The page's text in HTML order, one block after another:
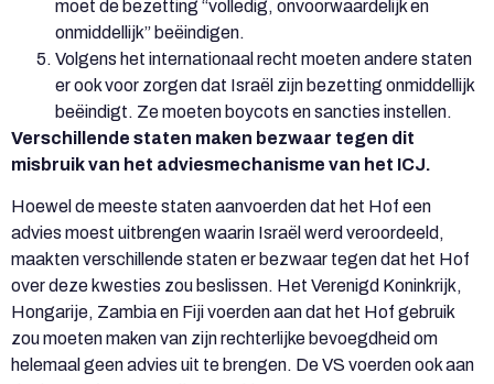
moet de bezetting “volledig, onvoorwaardelijk en
onmiddellijk” beëindigen.
Volgens het internationaal recht moeten andere staten
er ook voor zorgen dat Israël zijn bezetting onmiddellijk
beëindigt. Ze moeten boycots en sancties instellen.
Verschillende staten maken bezwaar tegen dit
misbruik van het adviesmechanisme van het ICJ.
Hoewel de meeste staten aanvoerden dat het Hof een
advies moest uitbrengen waarin Israël werd veroordeeld,
maakten verschillende staten er bezwaar tegen dat het Hof
over deze kwesties zou beslissen. Het Verenigd Koninkrijk,
Hongarije, Zambia en Fiji voerden aan dat het Hof gebruik
zou moeten maken van zijn rechterlijke bevoegdheid om
helemaal geen advies uit te brengen. De VS voerden ook aan